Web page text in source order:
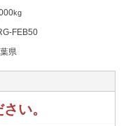
kg
FEB50
県
い。